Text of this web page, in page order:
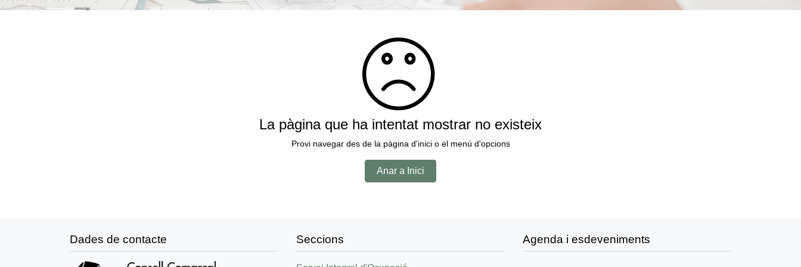
La pàgina que ha intentat mostrar no existeix
Provi navegar des de la pàgina d'inici o el menú d'opcions
Anar a Inici
Dades de contacte Seccions Agenda i esdeveniments